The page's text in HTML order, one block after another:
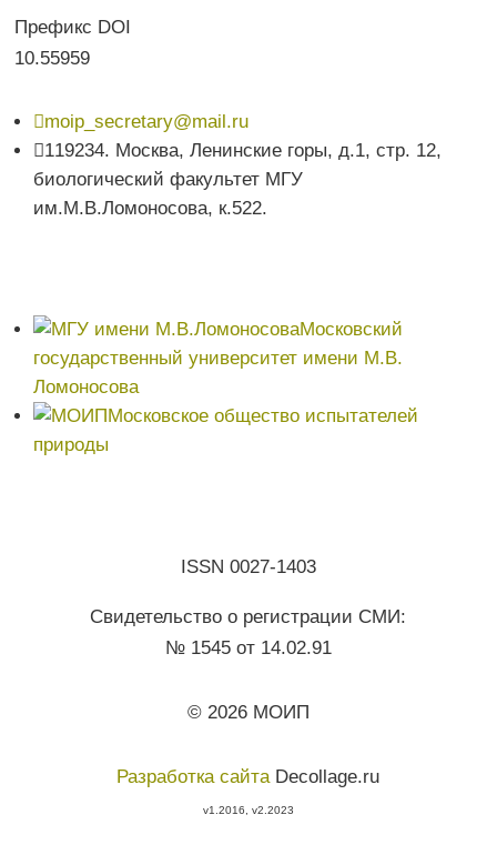
Префикс DOI
10.55959
moip_secretary@mail.ru
119234. Москва, Ленинские горы, д.1, стр. 12,
биологический факультет МГУ
им.М.В.Ломоносова, к.522.
Московский
государственный университет имени М.В.
Ломоносова
Московское общество испытателей
природы
ISSN 0027-1403
Свидетельство о регистрации СМИ:
№ 1545 от 14.02.91
© 2026 МОИП
Разработка сайтаDecollage.ru
v1.2016, v2.2023